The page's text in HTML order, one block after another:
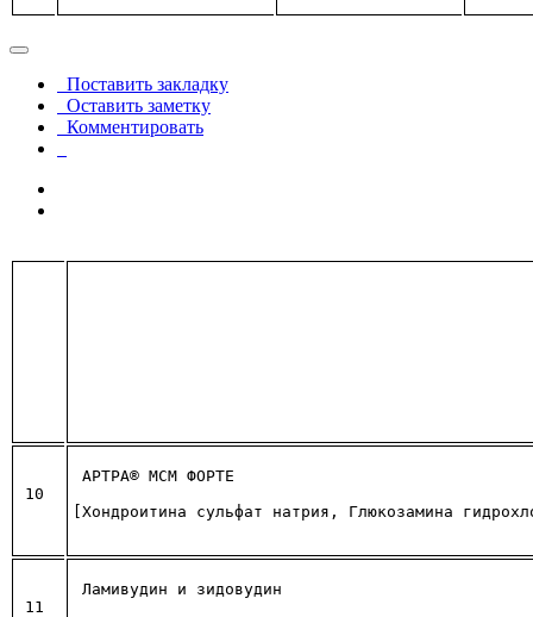
Поставить закладку
Оставить заметку
Комментировать
10
АРТРА® МСМ ФОРТЕ
[Хондроитина сульфат натрия, Глюкозамина
11
Ламивудин и зидовудин